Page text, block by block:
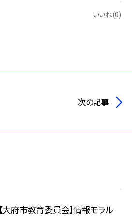
いいね(0)
次の記事
【大府市教育委員会】情報モラル